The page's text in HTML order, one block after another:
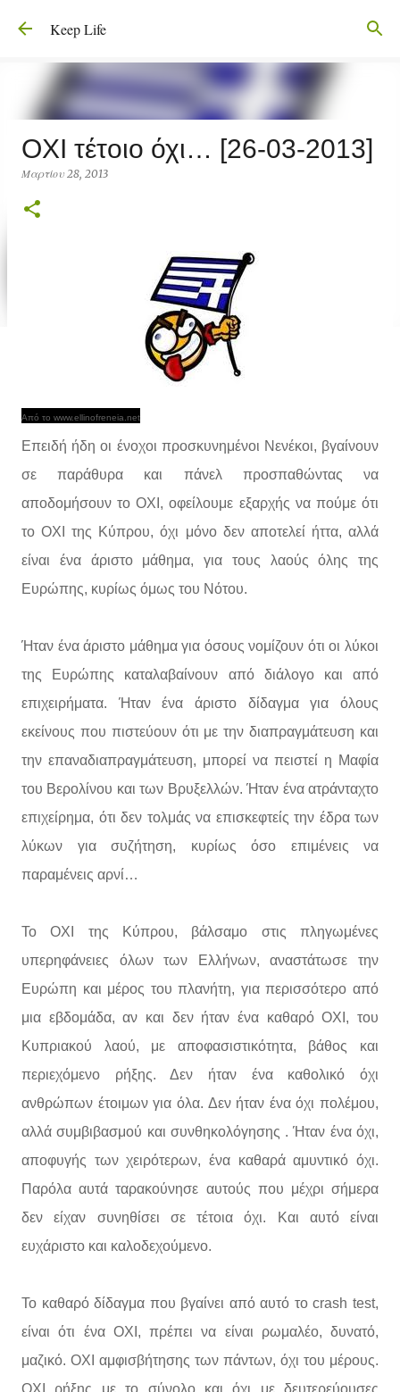
Μετάβαση στο κύριο περιεχόμενο
Keep Life
ΟΧΙ τέτοιο όχι… [26-03-2013]
Μαρτίου 28, 2013
Από το www.ellinofreneia.net
Επειδή ήδη οι ένοχοι προσκυνημένοι Νενέκοι, βγαίνουν
σε παράθυρα και πάνελ προσπαθώντας να
αποδομήσουν το ΟΧΙ, οφείλουμε εξαρχής να πούμε ότι
το ΟΧΙ της Κύπρου, όχι μόνο δεν αποτελεί ήττα, αλλά
είναι ένα άριστο μάθημα, για τους λαούς όλης της
Ευρώπης, κυρίως όμως του Νότου.
Ήταν ένα άριστο μάθημα για όσους νομίζουν ότι οι λύκοι
της Ευρώπης καταλαβαίνουν από διάλογο και από
επιχειρήματα. Ήταν ένα άριστο δίδαγμα για όλους
εκείνους που πιστεύουν ότι με την διαπραγμάτευση και
την επαναδιαπραγμάτευση, μπορεί να πειστεί η Μαφία
του Βερολίνου και των Βρυξελλών. Ήταν ένα ατράνταχτο
επιχείρημα, ότι δεν τολμάς να επισκεφτείς την έδρα των
λύκων για συζήτηση, κυρίως όσο επιμένεις να
παραμένεις αρνί…
Το ΟΧΙ της Κύπρου, βάλσαμο στις πληγωμένες
υπερηφάνειες όλων των Ελλήνων, αναστάτωσε την
Ευρώπη και μέρος του πλανήτη, για περισσότερο από
μια εβδομάδα, αν και δεν ήταν ένα καθαρό ΟΧΙ, του
Κυπριακού λαού, με αποφασιστικότητα, βάθος και
περιεχόμενο ρήξης. Δεν ήταν ένα καθολικό όχι
ανθρώπων έτοιμων για όλα. Δεν ήταν ένα όχι πολέμου,
αλλά συμβιβασμού και συνθηκολόγησης . Ήταν ένα όχι,
αποφυγής των χειρότερων, ένα καθαρά αμυντικό όχι.
Παρόλα αυτά ταρακούνησε αυτούς που μέχρι σήμερα
δεν είχαν συνηθίσει σε τέτοια όχι. Και αυτό είναι
ευχάριστο και καλοδεχούμενο.
Το καθαρό δίδαγμα που βγαίνει από αυτό το crash test,
είναι ότι ένα ΟΧΙ, πρέπει να είναι ρωμαλέο, δυνατό,
μαζικό. ΟΧΙ αμφισβήτησης των πάντων, όχι του μέρους.
ΟΧΙ ρήξης με το σύνολο και όχι με δευτερεύουσες